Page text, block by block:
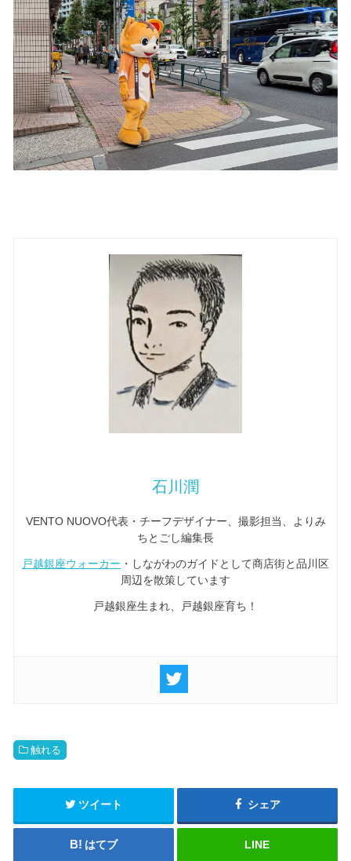
石川潤
VENTO NUOVO代表・チーフデザイナー、撮影担当、よりみ
ちとごし編集長
戸越銀座ウォーカー ・しながわのガイドとして商店街と品川区
周辺を散策しています
戸越銀座生まれ、戸越銀座育ち！
触れる
ツイート シェア
はてブ LINE